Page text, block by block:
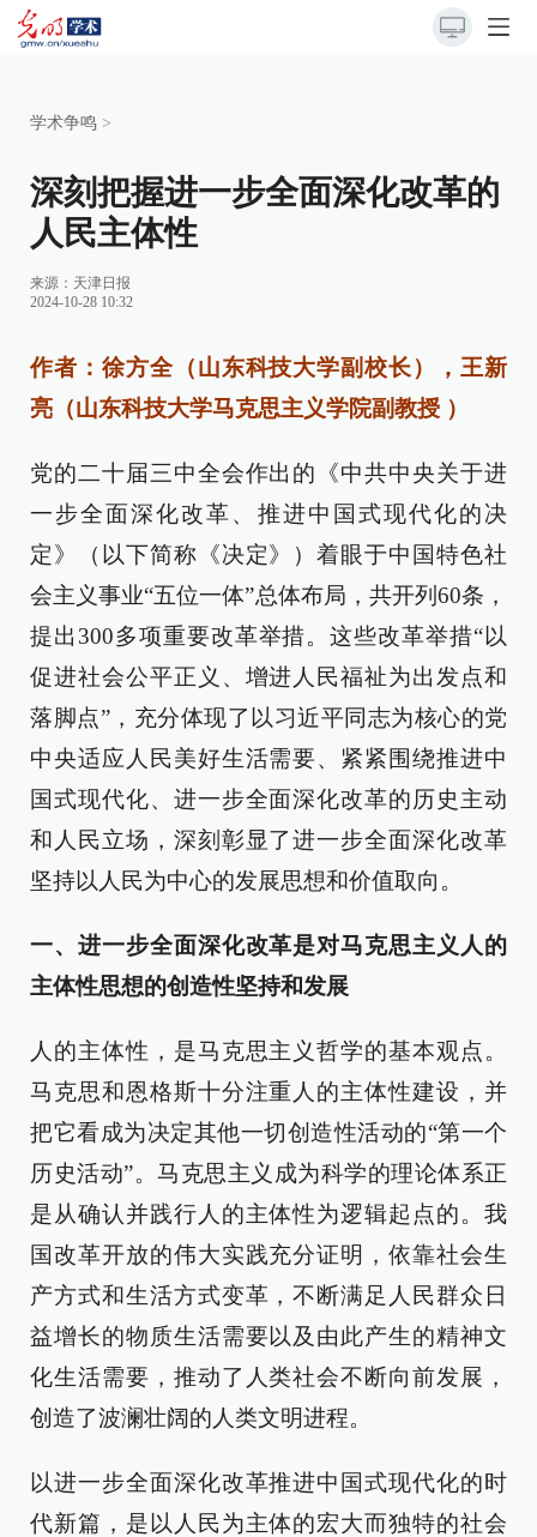
学术争鸣 >
深刻把握进一步全面深化改革的
人民主体性
来源： 天津日报
2024-10-28 10:32
作者：徐方全（山东科技大学副校长），王新
亮（山东科技大学马克思主义学院副教授 ）
党的二十届三中全会作出的《中共中央关于进
一步全面深化改革、推进中国式现代化的决
定》（以下简称《决定》）着眼于中国特色社
会主义事业“五位一体”总体布局，共开列60条，
提出300多项重要改革举措。这些改革举措“以
促进社会公平正义、增进人民福祉为出发点和
落脚点”，充分体现了以习近平同志为核心的党
中央适应人民美好生活需要、紧紧围绕推进中
国式现代化、进一步全面深化改革的历史主动
和人民立场，深刻彰显了进一步全面深化改革
坚持以人民为中心的发展思想和价值取向。
一、进一步全面深化改革是对马克思主义人的
主体性思想的创造性坚持和发展
人的主体性，是马克思主义哲学的基本观点。
马克思和恩格斯十分注重人的主体性建设，并
把它看成为决定其他一切创造性活动的“第一个
历史活动”。马克思主义成为科学的理论体系正
是从确认并践行人的主体性为逻辑起点的。我
国改革开放的伟大实践充分证明，依靠社会生
产方式和生活方式变革，不断满足人民群众日
益增长的物质生活需要以及由此产生的精神文
化生活需要，推动了人类社会不断向前发展，
创造了波澜壮阔的人类文明进程。
以进一步全面深化改革推进中国式现代化的时
代新篇，是以人民为主体的宏大而独特的社会